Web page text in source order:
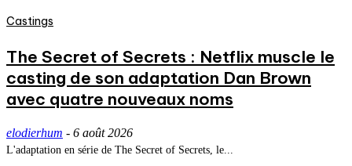
Castings
The Secret of Secrets : Netflix muscle le
casting de son adaptation Dan Brown
avec quatre nouveaux noms
elodierhum - 6 août 2026
L'adaptation en série de The Secret of Secrets, le...